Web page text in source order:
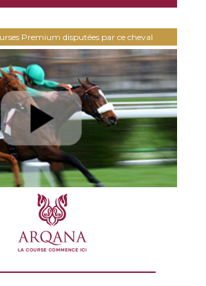
Premium disputées par ce cheval